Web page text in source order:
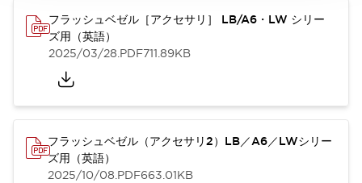
フラッシュベゼル［アクセサリ］ LB/A6・LW シリー
ズ用（英語）
2025/03/28.PDF711.89KB
フラッシュベゼル（アクセサリ2）LB／A6／LWシリー
ズ用（英語）
2025/10/08.PDF663.01KB